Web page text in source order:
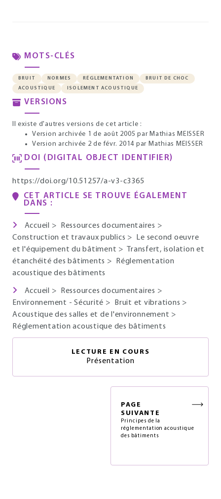
MOTS-CLÉS
BRUIT NORMES RÉGLEMENTATION
BRUIT DE CHOC
ACOUSTIQUE
ISOLEMENT ACOUSTIQUE
VERSIONS
Il existe d'autres versions de cet article :
Version archivée 1 de août 2005 par Mathias MEISSER
Version archivée 2 de févr. 2014 par Mathias MEISSER
DOI (DIGITAL OBJECT IDENTIFIER)
https://doi.org/10.51257/a-v3-c3365
CET ARTICLE SE TROUVE ÉGALEMENT
DANS :
Accueil > Ressources documentaires >
Construction et travaux publics >
Le second oeuvre
et l'équipement du bâtiment >
Transfert, isolation et
étanchéité des bâtiments >
Réglementation
acoustique des bâtiments
Accueil > Ressources documentaires >
Environnement - Sécurité > Bruit et vibrations >
Acoustique des salles et de l'environnement >
Réglementation acoustique des bâtiments
LECTURE EN COURS
Présentation
PAGE
SUIVANTE
Principes de la
réglementation acoustique
des bâtiments